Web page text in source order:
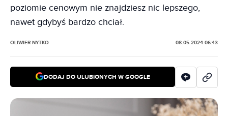
poziomie cenowym nie znajdziesz nic lepszego,
nawet gdybyś bardzo chciał.
OLIWIER NYTKO 08.05.2024 06:43
DODAJ DO ULUBIONYCH W GOOGLE